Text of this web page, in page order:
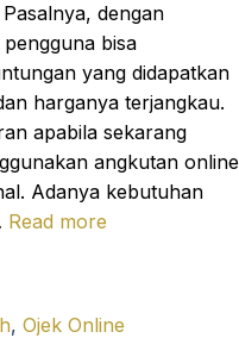
dengan
bisa
yang didapatkan
harganya terjangkau.
apabila sekarang
angkutan online
Adanya kebutuhan
Read more
, Ojek Online